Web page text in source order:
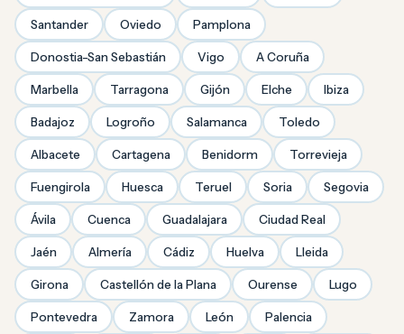
Santander Oviedo Pamplona
Donostia-San Sebastián Vigo A Coruña
Marbella Tarragona Gijón Elche Ibiza
Badajoz Logroño Salamanca Toledo
Albacete Cartagena Benidorm Torrevieja
Fuengirola Huesca Teruel Soria Segovia
Ávila Cuenca Guadalajara Ciudad Real
Jaén Almería Cádiz Huelva Lleida
Girona Castellón de la Plana Ourense Lugo
Pontevedra Zamora León Palencia